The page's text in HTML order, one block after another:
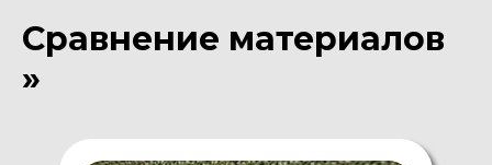
Сравнение материалов
»